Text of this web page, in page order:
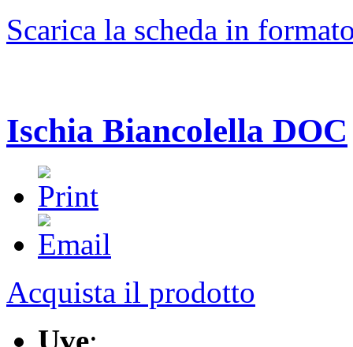
Scarica la scheda in
Ischia Biancolella DOC
Acquista il prodotto